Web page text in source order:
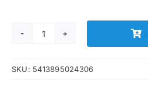
ALCON
натурале
SKU: 5413895024306